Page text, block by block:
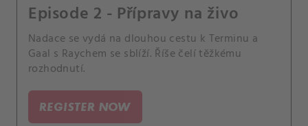
Episode 2 - Přípravy na živo
Nadace se vydá na dlouhou cestu k Terminu a
Gaal s Raychem se sblíží. Říše čelí těžkému
rozhodnutí.
REGISTER NOW